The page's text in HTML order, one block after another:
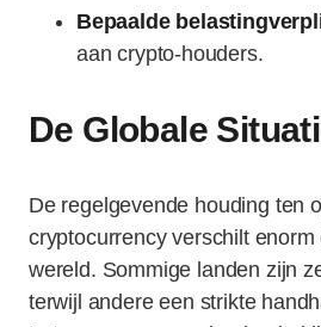
Bepaalde
aan crypto-houders.
De Globale
De regelgevende houding ten
cryptocurrency verschilt enorm
wereld. Sommige landen zijn
terwijl andere een strikte